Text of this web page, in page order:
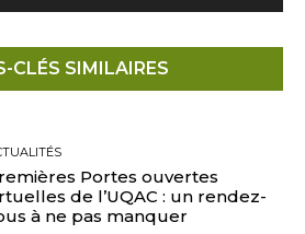
CLÉS SIMILAIRES
Portes ouvertes
de l’UQAC : un rendez-
à ne pas manquer